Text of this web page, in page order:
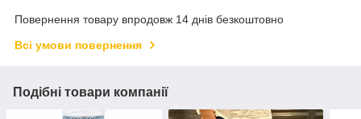
Повернення товару впродовж 14 днів безкоштовно
Всі умови повернення
Подібні товари компанії